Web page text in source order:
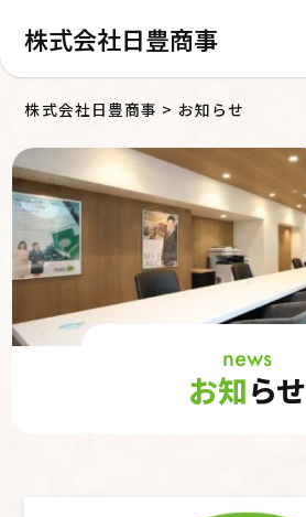
株式会社日豊商事
株式会社日豊商事 > お知らせ
news
お知らせ